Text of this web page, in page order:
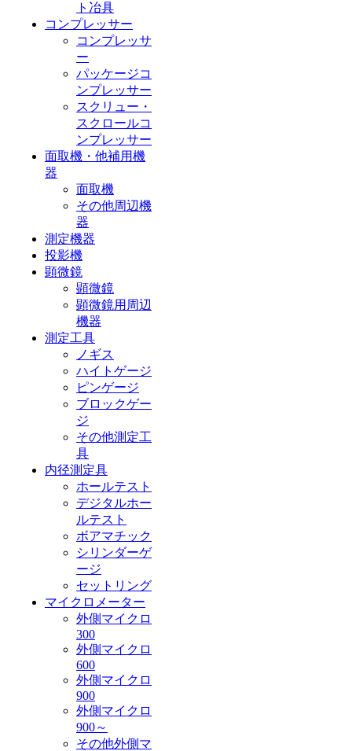
ト冶具
コンプレッサー
コンプレッサ
ー
パッケージコ
ンプレッサー
スクリュー・
スクロールコ
ンプレッサー
面取機・他補用機
器
面取機
その他周辺機
器
測定機器
投影機
顕微鏡
顕微鏡
顕微鏡用周辺
機器
測定工具
ノギス
ハイトゲージ
ピンゲージ
ブロックゲー
ジ
その他測定工
具
内径測定具
ホールテスト
デジタルホー
ルテスト
ボアマチック
シリンダーゲ
ージ
セットリング
マイクロメーター
外側マイクロ
300
外側マイクロ
600
外側マイクロ
900
外側マイクロ
900～
その他外側マ